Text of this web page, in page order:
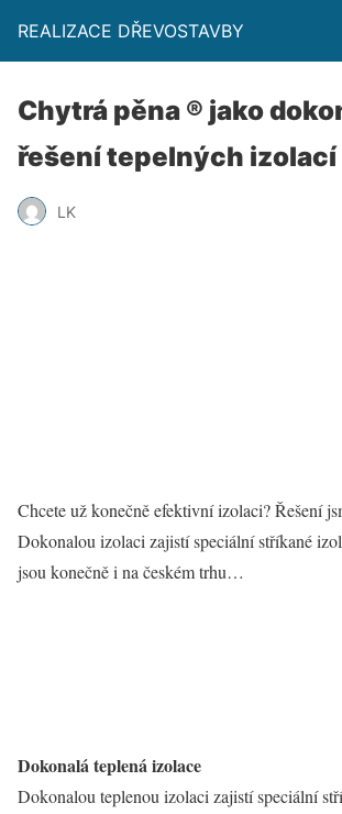
REALIZACE DŘEVOSTAVBY
Chytrá pěna ® jako
řešení tepelných izolací
LK
Chcete už konečně efektivní izolaci? Řešení
Dokonalou izolaci zajistí speciální stříkané
jsou konečně i na českém trhu…
Dokonalá teplená izolace
Dokonalou teplenou izolaci zajistí speciální